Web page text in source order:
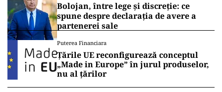
Bolojan, între lege și discreție: ce
spune despre declarația de avere a
partenerei sale
Puterea Financiara
Țările UE reconfigurează conceptul
„Made in Europe” în jurul produselor,
nu al țărilor